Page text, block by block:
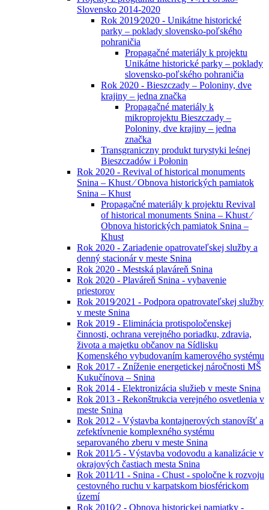
Slovensko 2014-2020
Rok 2019⁄2020 - Unikátne historické
parky – poklady slovensko-poľského
pohraničia
Propagačné materiály k projektu
Unikátne historické parky – poklady
slovensko-poľského pohraničia
Rok 2020 - Bieszczady – Poloniny, dve
krajiny – jedna značka
Propagačné materiály k
mikroprojektu Bieszczady –
Poloniny, dve krajiny – jedna
značka
Transgraniczny produkt turystyki leśnej
Bieszczadów i Połonin
Rok 2020 - Revival of historical monuments
Snina – Khust ⁄ Obnova historických pamiatok
Snina – Khust
Propagačné materiály k projektu Revival
of historical monuments Snina – Khust ⁄
Obnova historických pamiatok Snina –
Khust
Rok 2020 - Zariadenie opatrovateľskej služby a
denný stacionár v meste Snina
Rok 2020 - Mestská plaváreň Snina
Rok 2020 - Plaváreň Snina - vybavenie
priestorov
Rok 2019⁄2021 - Podpora opatrovateľskej služby
v meste Snina
Rok 2019 - Eliminácia protispoločenskej
činnosti, ochrana verejného poriadku, zdravia,
života a majetku občanov na Sídlisku
Komenského vybudovaním kamerového systému
Rok 2017 - Zníženie energetickej náročnosti MŠ
Kukučínova – Snina
Rok 2014 - Elektronizácia služieb v meste Snina
Rok 2013 - Rekonštrukcia verejného osvetlenia v
meste Snina
Rok 2012 - Výstavba kontajnerových stanovíšť a
zefektívnenie komplexného systému
separovaného zberu v meste Snina
Rok 2011⁄5 - Výstavba vodovodu a kanalizácie v
okrajových častiach mesta Snina
Rok 2011⁄11 - Snina - Chust - spoločne k rozvoju
cestovného ruchu v karpatskom biosférickom
území
Rok 2010⁄2 - Obnova historickej pamiatky -